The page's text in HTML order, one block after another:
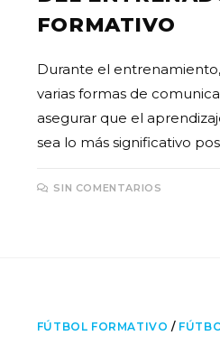
FORMATIVO
Durante el
varias formas de
asegurar que el
sea lo más significativo
SIN COMENTARIOS
FÚTBOL FORMATIVO /